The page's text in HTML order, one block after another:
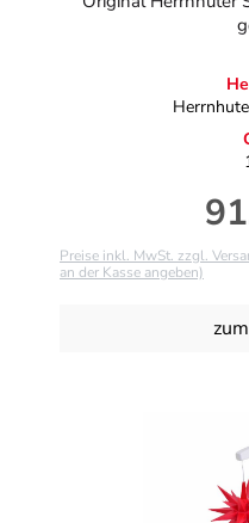
Preise inkl. MwSt. zzgl.
an der Kasse angeben)